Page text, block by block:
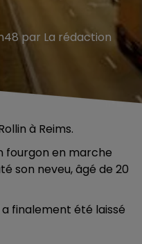
par La rédaction
à Reims.
fourgon en marche
son neveu, âgé de 20
finalement été laissé